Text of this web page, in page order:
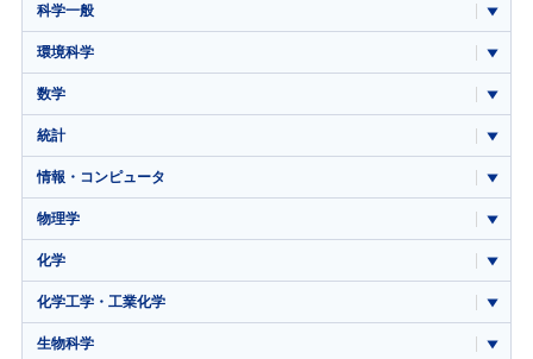
科学一般
環境科学
数学
統計
情報・コンピュータ
物理学
化学
化学工学・工業化学
生物科学